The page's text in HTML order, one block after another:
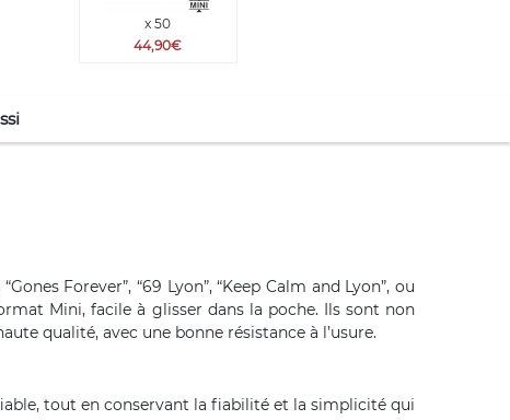
x 50
44,90€
Forever”, “69 Lyon”, “Keep Calm and Lyon”, ou
Mini, facile à glisser dans la poche. Ils sont non
qualité, avec une bonne résistance à l’usure.
tout en conservant la fiabilité et la simplicité qui